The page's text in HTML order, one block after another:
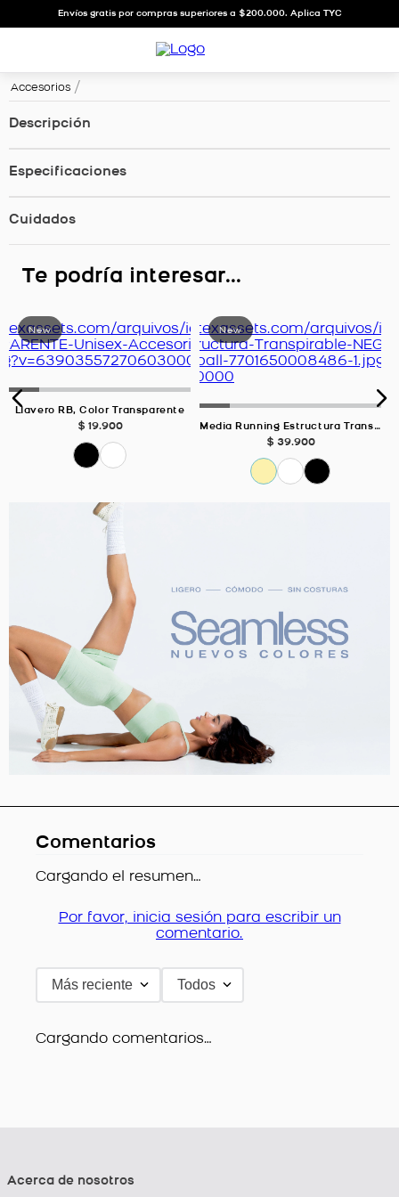
Envíos gratis por compras superiores a $200.000. Aplica TYC
Accesorios
Descripción
Especificaciones
Cuidados
Te podría interesar...
Llavero RB, Color Transparente
$ 19.900 Media Running Estructura Transpirable Negro Unisex
$ 39.900
Comentarios
Cargando el resumen…
Por favor, inicia sesión para escribir un
comentario.
Más reciente Todos
Cargando comentarios…
Acerca de nosotros